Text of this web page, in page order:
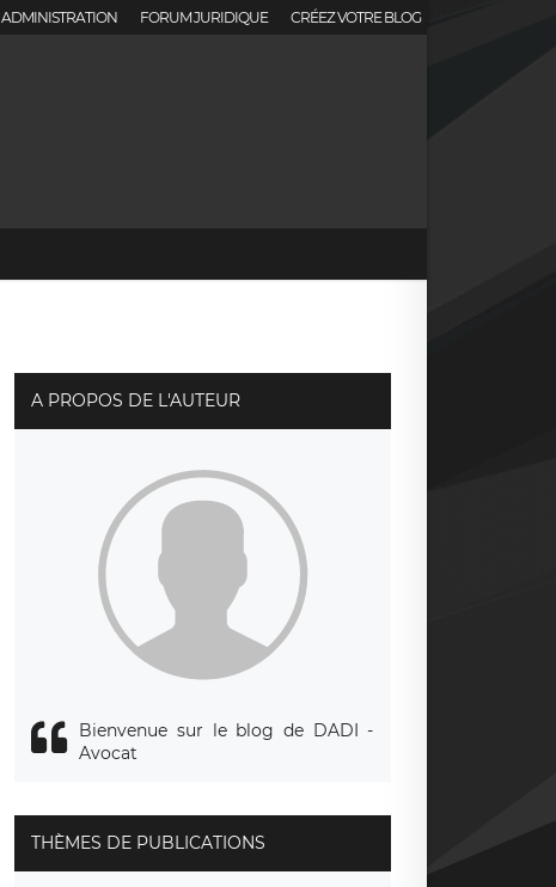
ADMINISTRATION FORUM JURIDIQUE CRÉEZ VOTRE BLOG
A PROPOS DE L'AUTEUR
Bienvenue sur le blog de DADI -
Avocat
THÈMES DE PUBLICATIONS